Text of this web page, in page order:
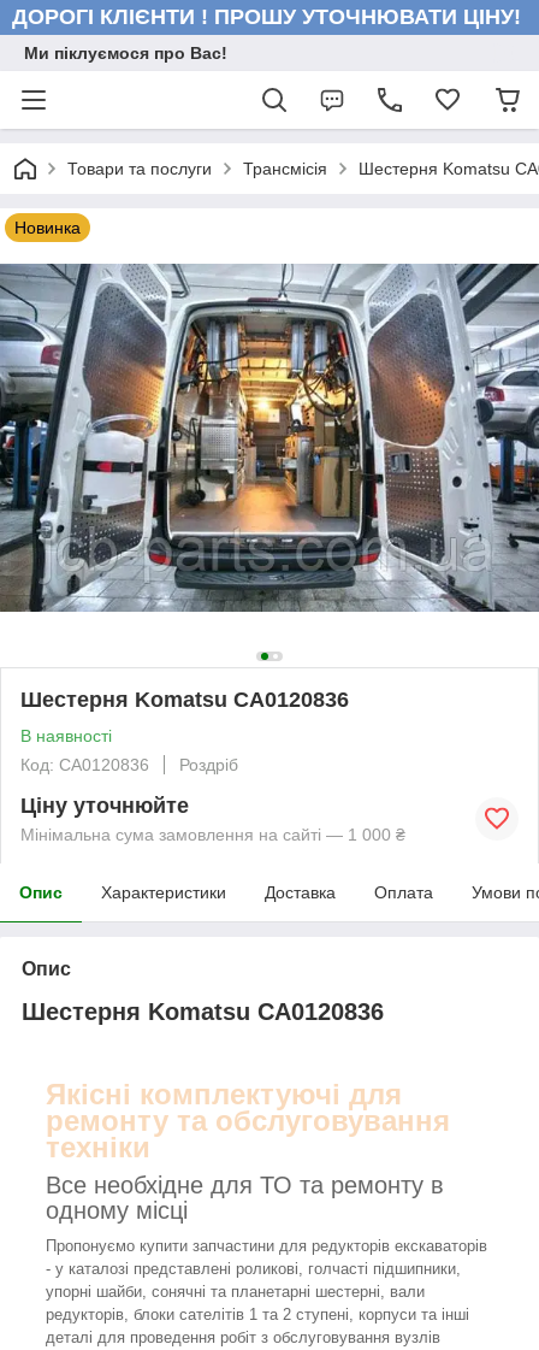
ДОРОГІ КЛІЄНТИ ! ПРОШУ УТОЧНЮВАТИ ЦІНУ!
Ми піклуємося про Вас!
Товари та послуги Трансмісія Шестерня Komatsu
Новинка
Шестерня Komatsu CA0120836
В наявності
Код: CA0120836
Роздріб
Ціну уточнюйте
Мінімальна сума замовлення на сайті — 1 000 ₴
Опис Характеристики Доставка Оплата Умови
Опис
Шестерня Komatsu CA0120836
Якісні комплектуючі для
ремонту та обслуговування
техніки
Все необхідне для ТО та ремонту в
одному місці
Пропонуємо купити запчастини для редукторів екскаваторів
- у каталозі представлені роликові, голчасті підшипники,
упорні шайби, сонячні та планетарні шестерні, вали
редукторів, блоки сателітів 1 та 2 ступені, корпуси та інші
деталі для проведення робіт з обслуговування вузлів